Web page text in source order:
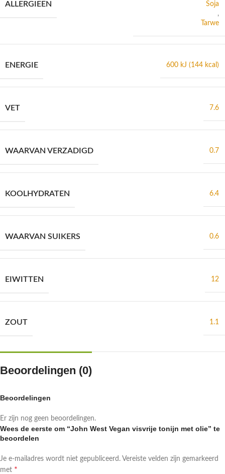
ALLERGIEËN
Soja
,
Tarwe
ENERGIE 600 kJ (144 kcal)
VET 7.6
WAARVAN VERZADIGD 0.7
KOOLHYDRATEN 6.4
WAARVAN SUIKERS 0.6
EIWITTEN 12
ZOUT 1.1
Beoordelingen (0)
Beoordelingen
Er zijn nog geen beoordelingen.
Wees de eerste om “John West Vegan visvrije tonijn met olie” te
beoordelen
Je e-mailadres wordt niet gepubliceerd. Vereiste velden zijn gemarkeerd
met *